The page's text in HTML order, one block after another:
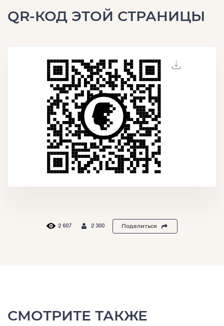
QR-КОД ЭТОЙ СТРАНИЦЫ
2 607 2 300 Поделиться
СМОТРИТЕ ТАКЖЕ